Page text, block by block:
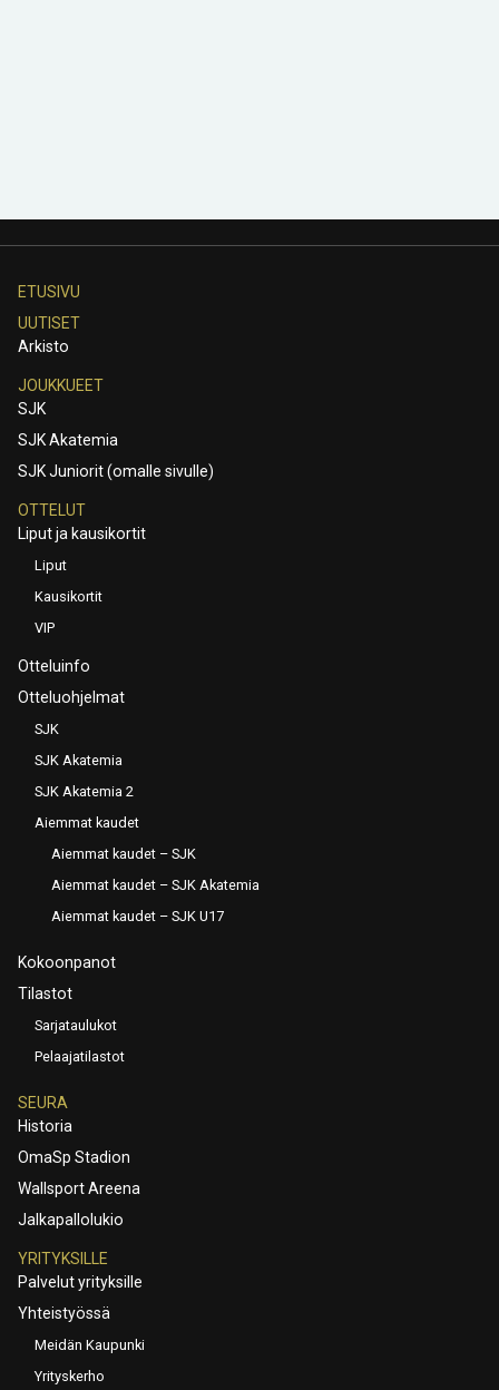
ETUSIVU
UUTISET
Arkisto
JOUKKUEET
SJK
SJK Akatemia
SJK Juniorit (omalle sivulle)
OTTELUT
Liput ja kausikortit
Liput
Kausikortit
VIP
Otteluinfo
Otteluohjelmat
SJK
SJK Akatemia
SJK Akatemia 2
Aiemmat kaudet
Aiemmat kaudet – SJK
Aiemmat kaudet – SJK Akatemia
Aiemmat kaudet – SJK U17
Kokoonpanot
Tilastot
Sarjataulukot
Pelaajatilastot
SEURA
Historia
OmaSp Stadion
Wallsport Areena
Jalkapallolukio
YRITYKSILLE
Palvelut yrityksille
Yhteistyössä
Meidän Kaupunki
Yrityskerho